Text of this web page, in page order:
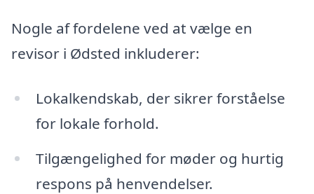
Nogle af fordelene ved at vælge en
revisor i Ødsted inkluderer:
Lokalkendskab, der sikrer forståelse
for lokale forhold.
Tilgængelighed for møder og hurtig
respons på henvendelser.